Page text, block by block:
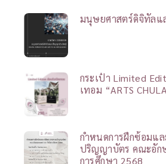
มนุษยศาสตร์ดิจิทัล
กระเป๋า Limited
เทอม “ARTS
กำหนดการฝึกซ้อมแ
ปริญญาบัตร คณะอัก
การศึกษา 2568